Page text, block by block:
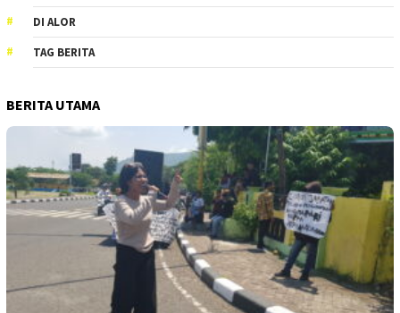
DI ALOR
TAG BERITA
BERITA UTAMA